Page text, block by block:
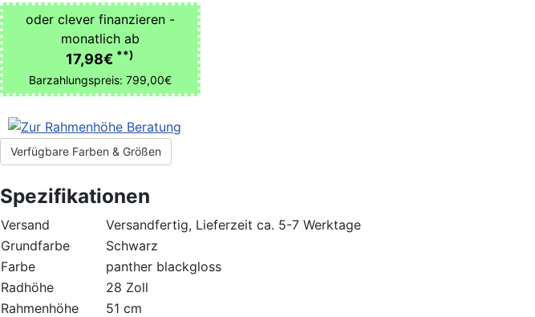
oder clever finanzieren -
monatlich ab
17,98€ **)
Barzahlungspreis: 799,00€
Verfügbare Farben & Größen
Spezifikationen
Versand
Versandfertig, Lieferzeit ca. 5-7 Werktage
Grundfarbe
Schwarz
Farbe
panther blackgloss
Radhöhe
28 Zoll
Rahmenhöhe
51 cm